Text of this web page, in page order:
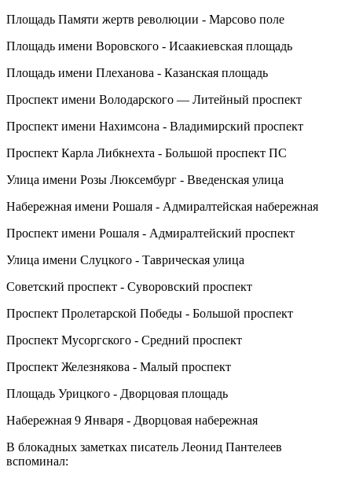
Площадь Памяти жертв революции - Марсово поле
Площадь имени Воровского - Исаакиевская площадь
Площадь имени Плеханова - Казанская площадь
Проспект имени Володарского — Литейный проспект
Проспект имени Нахимсона - Владимирский проспект
Проспект Карла Либкнехта - Большой проспект ПС
Улица имени Розы Люксембург - Введенская улица
Набережная имени Рошаля - Адмиралтейская набережная
Проспект имени Рошаля - Адмиралтейский проспект
Улица имени Слуцкого - Таврическая улица
Советский проспект - Суворовский проспект
Проспект Пролетарской Победы - Большой проспект
Проспект Мусоргского - Средний проспект
Проспект Железнякова - Малый проспект
Площадь Урицкого - Дворцовая площадь
Набережная 9 Января - Дворцовая набережная
В блокадных заметках писатель Леонид Пантелеев
вспоминал: